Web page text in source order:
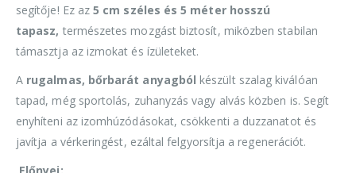
segítője! Ez az5 cm széles és 5 méter hosszú
tapasz, természetes mozgást biztosít, miközben stabilan
támasztja az izmokat és ízületeket.
A rugalmas, bőrbarát anyagból készült szalag kiválóan
tapad, még sportolás, zuhanyzás vagy alvás közben is. Segít
enyhíteni az izomhúzódásokat, csökkenti a duzzanatot és
javítja a vérkeringést, ezáltal felgyorsítja a regenerációt.